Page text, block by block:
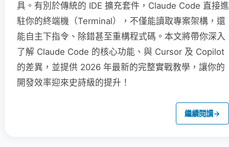
具。有別於傳統的 IDE 擴充套件，Claude Code 直接進
駐你的終端機（Terminal），不僅能讀取專案架構，還
能自主下指令、除錯甚至重構程式碼。本文將帶你深入
了解 Claude Code 的核心功能、與 Cursor 及 Copilot
的差異，並提供 2026 年最新的完整實戰教學，讓你的
開發效率迎來史詩級的提升！
繼續閱讀→